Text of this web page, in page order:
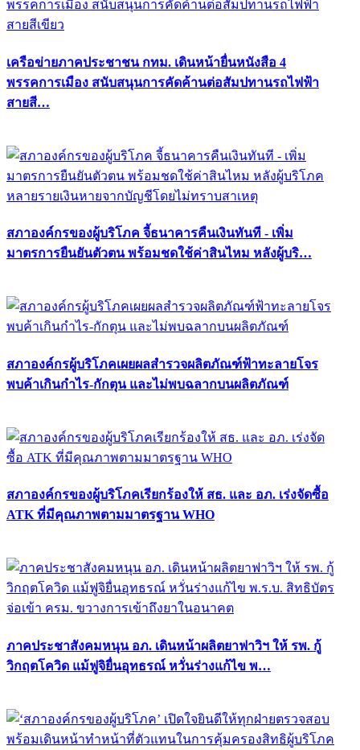
เครือข่ายภาคประชาชน กทม. เดินหน้ายื่นหนังสือ 4
พรรคการเมือง สนับสนุนการคัดค้านต่อสัมปทานรถไฟฟ้า
สายสี…
สภาองค์กรของผู้บริโภค จี้ธนาคารคืนเงินทันที - เพิ่ม
มาตรการยืนยันตัวตน พร้อมชดใช้ค่าสินไหม หลังผู้บริ…
สภาองค์กรผู้บริโภคเผยผลสำรวจผลิตภัณฑ์ฟ้าทะลายโจร
พบค้าเกินกำไร-กักตุน และไม่พบฉลากบนผลิตภัณฑ์
สภาองค์กรของผู้บริโภคเรียกร้องให้ สธ. และ อภ. เร่งจัดซื้อ
ATK ที่มีคุณภาพตามมาตรฐาน WHO
ภาคประชาสังคมหนุน อภ. เดินหน้าผลิตยาฟาวิฯ ให้ รพ. กู้
วิกฤตโควิด แม้ฟูจิยื่นอุทธรณ์ หวั่นร่างแก้ไข พ…